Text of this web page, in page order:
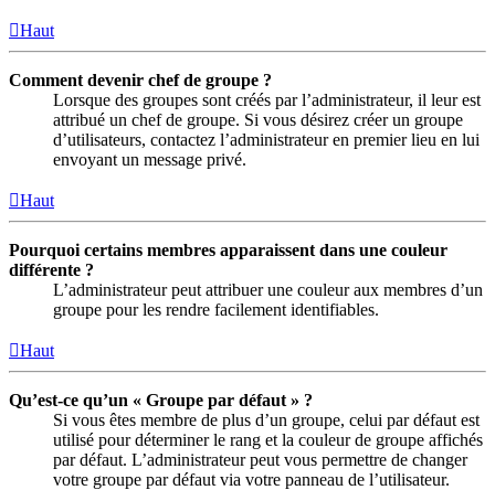
Haut
Comment devenir chef de groupe ?
Lorsque des groupes sont créés par l’administrateur, il leur est
attribué un chef de groupe. Si vous désirez créer un groupe
d’utilisateurs, contactez l’administrateur en premier lieu en lui
envoyant un message privé.
Haut
Pourquoi certains membres apparaissent dans une couleur
différente ?
L’administrateur peut attribuer une couleur aux membres d’un
groupe pour les rendre facilement identifiables.
Haut
Qu’est-ce qu’un « Groupe par défaut » ?
Si vous êtes membre de plus d’un groupe, celui par défaut est
utilisé pour déterminer le rang et la couleur de groupe affichés
par défaut. L’administrateur peut vous permettre de changer
votre groupe par défaut via votre panneau de l’utilisateur.